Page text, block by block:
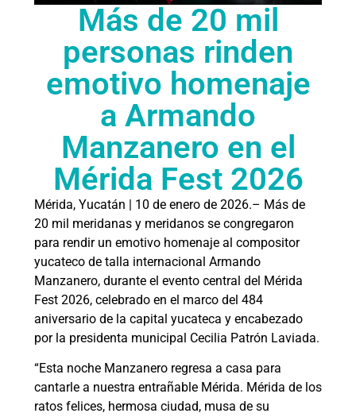
Más de 20 mil
personas rinden
emotivo homenaje
a Armando
Manzanero en el
Mérida Fest 2026
Mérida, Yucatán | 10 de enero de 2026.– Más de
20 mil meridanas y meridanos se congregaron
para rendir un emotivo homenaje al compositor
yucateco de talla internacional Armando
Manzanero, durante el evento central del Mérida
Fest 2026, celebrado en el marco del 484
aniversario de la capital yucateca y encabezado
por la presidenta municipal Cecilia Patrón Laviada.
“Esta noche Manzanero regresa a casa para
cantarle a nuestra entrañable Mérida. Mérida de los
ratos felices, hermosa ciudad, musa de su